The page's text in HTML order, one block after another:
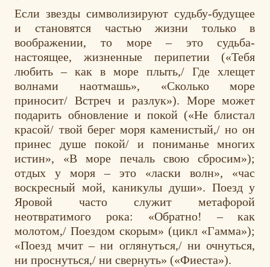
Если звезды символизируют судьбу-будущее
и становятся частью жизни только в
воображении, то море – это судьба-
настоящее, жизненные перипетии («Тебя
любить – как в море плыть,/ Где хлещет
волнами наотмашь», «Сколько море
приносит/ Встреч и разлук»). Море может
подарить обновление и покой («Не блистал
красой/ твой берег моря каменистый,/ но он
принес душе покой/ и пониманье многих
истин», «В море печаль свою сбросим»);
отдых у моря – это «ласки волн», «час
воскресный мой, каникулы души». Поезд у
Яровой часто служит метафорой
неотвратимого рока: «Обратно! – как
молотом,/ Поездом скорым» (цикл «Гамма»);
«Поезд мчит – ни оглянуться,/ ни очнуться,
ни проснуться,/ ни свернуть» («Фиеста»).